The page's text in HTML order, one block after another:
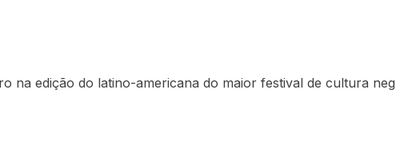
na edição do latino-americana do maior festival de cultura